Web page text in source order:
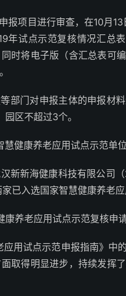
报项目进行审查，在10月
年试点示范复核情况汇总
同时将电子版（含汇总表可
部门对申报主体的申报材
区不超过3个。
健康养老应用试点示范单
新新海健康科技有限公司
已入选国家智慧健康养老
养老应用试点示范复核申
用试点示范申报指南》中
取得明显进步，持续发挥